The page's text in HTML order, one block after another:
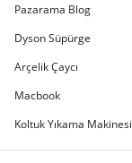
Pazarama Blog
Dyson Süpürge
Arçelik Çaycı
Macbook
Koltuk Yıkama Makinesi